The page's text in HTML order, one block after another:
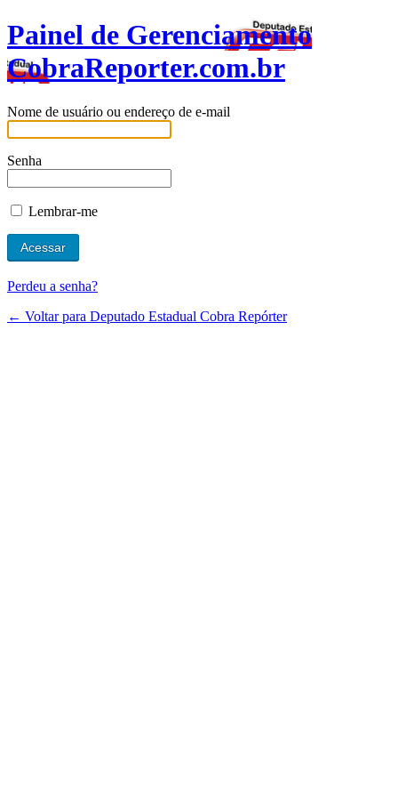
Painel de Gerenciamento
CobraReporter.com.br
Nome de usuário ou endereço de e-mail
Senha
Lembrar-me
Perdeu a senha?
← Voltar para Deputado Estadual Cobra Repórter